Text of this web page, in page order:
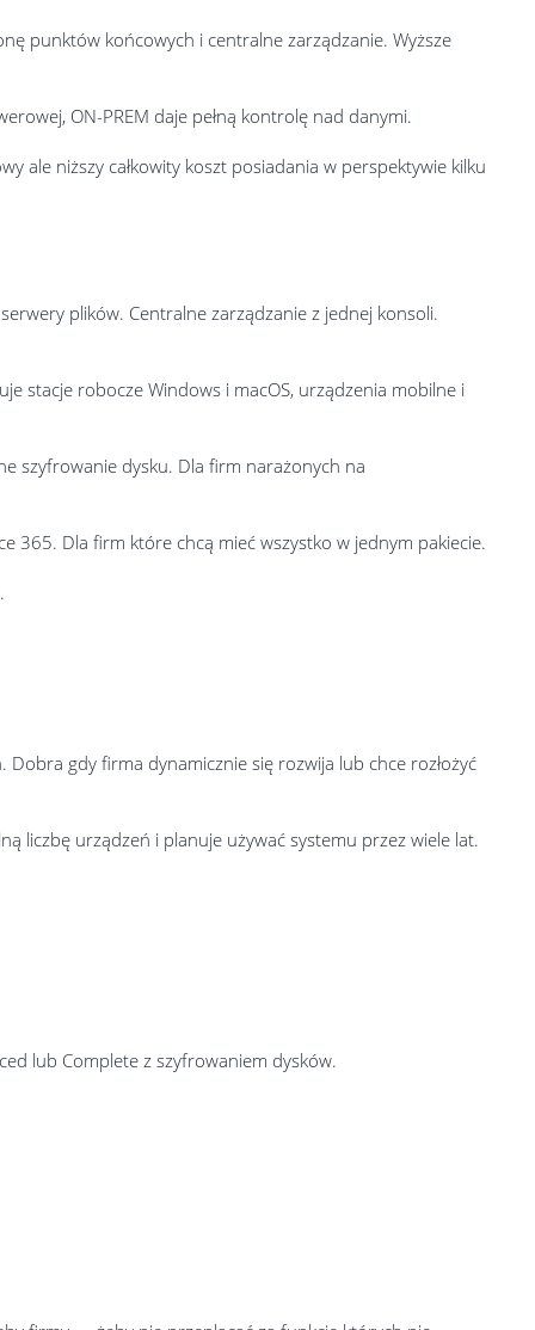
punktów końcowych i centralne zarządzanie. Wyższe
ON-PREM daje pełną kontrolę nad danymi.
ale niższy całkowity koszt posiadania w perspektywie kilku
plików. Centralne zarządzanie z jednej konsoli.
stacje robocze Windows i macOS, urządzenia mobilne i
szyfrowanie dysku. Dla firm narażonych na
365. Dla firm które chcą mieć wszystko w jednym pakiecie.
gdy firma dynamicznie się rozwija lub chce rozłożyć
liczbę urządzeń i planuje używać systemu przez wiele lat.
lub Complete z szyfrowaniem dysków.